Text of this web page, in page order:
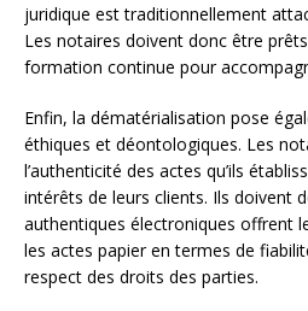
juridique est traditionnellement
Les notaires doivent donc être
formation continue pour
Enfin, la dématérialisation pose
éthiques et déontologiques. Les
l’authenticité des actes qu’ils
intérêts de leurs clients. Ils doivent
authentiques électroniques offrent
les actes papier en termes de
respect des droits des parties.